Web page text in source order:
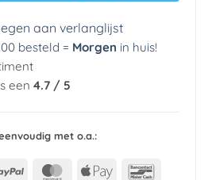
aan verlanglijst
besteld = Morgen in huis!
een 4.7 / 5
met o.a.:
PayPal MasterCard
Apple